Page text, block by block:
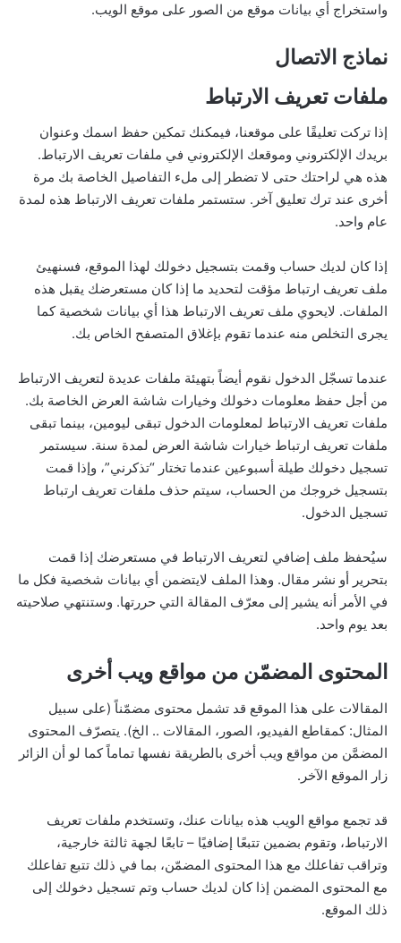
واستخراج أي بيانات موقع من الصور على موقع الويب.
نماذج الاتصال
ملفات تعريف الارتباط
إذا تركت تعليقًا على موقعنا، فيمكنك تمكين حفظ اسمك وعنوان
بريدك الإلكتروني وموقعك الإلكتروني في ملفات تعريف الارتباط.
هذه هي لراحتك حتى لا تضطر إلى ملء التفاصيل الخاصة بك مرة
أخرى عند ترك تعليق آخر. ستستمر ملفات تعريف الارتباط هذه لمدة
عام واحد.
إذا كان لديك حساب وقمت بتسجيل دخولك لهذا الموقع، فسنهيئ
ملف تعريف ارتباط مؤقت لتحديد ما إذا كان مستعرضك يقبل هذه
الملفات. لايحوي ملف تعريف الارتباط هذا أي بيانات شخصية كما
يجرى التخلص منه عندما تقوم بإغلاق المتصفح الخاص بك.
عندما تسجّل الدخول نقوم أيضاً بتهيئة ملفات عديدة لتعريف الارتباط
من أجل حفظ معلومات دخولك وخيارات شاشة العرض الخاصة بك.
ملفات تعريف الارتباط لمعلومات الدخول تبقى ليومين، بينما تبقى
ملفات تعريف ارتباط خيارات شاشة العرض لمدة سنة. سيستمر
تسجيل دخولك طيلة أسبوعين عندما تختار “تذكرني”، وإذا قمت
بتسجيل خروجك من الحساب، سيتم حذف ملفات تعريف ارتباط
تسجيل الدخول.
سيُحفظ ملف إضافي لتعريف الارتباط في مستعرضك إذا قمت
بتحرير أو نشر مقال. وهذا الملف لايتضمن أي بيانات شخصية فكل ما
في الأمر أنه يشير إلى معرّف المقالة التي حررتها. وستنتهي صلاحيته
بعد يوم واحد.
المحتوى المضمّن من مواقع ويب أخرى
المقالات على هذا الموقع قد تشمل محتوى مضمّناً (على سبيل
المثال: كمقاطع الفيديو، الصور، المقالات .. الخ). يتصرّف المحتوى
المضمَّن من مواقع ويب أخرى بالطريقة نفسها تماماً كما لو أن الزائر
زار الموقع الآخر.
قد تجمع مواقع الويب هذه بيانات عنك، وتستخدم ملفات تعريف
الارتباط، وتقوم بضمين تتبعًا إضافيًا – تابعًا لجهة ثالثة خارجية،
وتراقب تفاعلك مع هذا المحتوى المضمّن، بما في ذلك تتبع تفاعلك
مع المحتوى المضمن إذا كان لديك حساب وتم تسجيل دخولك إلى
ذلك الموقع.